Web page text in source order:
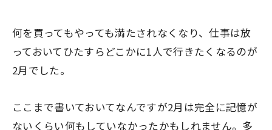
何を買ってもやっても満たされなくなり、仕事は放
っておいてひたすらどこかに1人で行きたくなるのが
2月でした。
ここまで書いておいてなんですが2月は完全に記憶が
ないくらい何もしていなかったかもしれません。多